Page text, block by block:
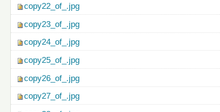
copy22_of_.jpg
copy23_of_.jpg
copy24_of_.jpg
copy25_of_.jpg
copy26_of_.jpg
copy27_of_.jpg